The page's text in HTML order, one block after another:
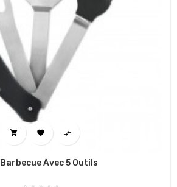
  
Avec 5 Outils